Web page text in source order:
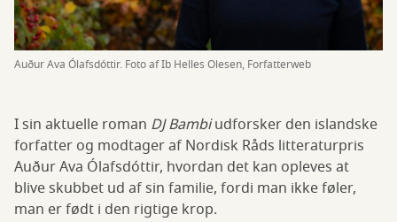
Auður Ava Ólafsdóttir. Foto af Ib Helles Olesen, Forfatterweb
I sin aktuelle roman DJ Bambi udforsker den islandske
forfatter og modtager af Nordisk Råds litteraturpris
Auður Ava Ólafsdóttir, hvordan det kan opleves at
blive skubbet ud af sin familie, fordi man ikke føler,
man er født i den rigtige krop.